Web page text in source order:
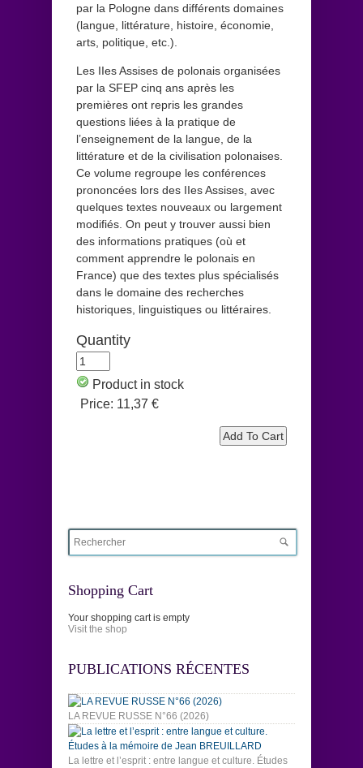
par la Pologne dans différents domaines
(langue, littérature, histoire, économie,
arts, politique, etc.).
Les IIes Assises de polonais organisées
par la SFEP cinq ans après les
premières ont repris les grandes
questions liées à la pratique de
l’enseignement de la langue, de la
littérature et de la civilisation polonaises.
Ce volume regroupe les conférences
prononcées lors des IIes Assises, avec
quelques textes nouveaux ou largement
modifiés. On peut y trouver aussi bien
des informations pratiques (où et
comment apprendre le polonais en
France) que des textes plus spécialisés
dans le domaine des recherches
historiques, linguistiques ou littéraires.
Quantity
Product in stock
Price: 11,37 €
Shopping Cart
Your shopping cart is empty
Visit the shop
PUBLICATIONS RÉCENTES
LA REVUE RUSSE N°66 (2026)
La lettre et l’esprit : entre langue et culture. Études